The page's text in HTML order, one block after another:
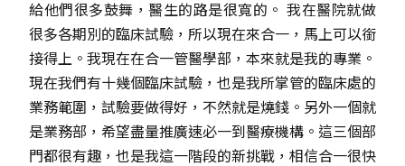
給他們很多鼓舞，醫生的路是很寬的。 我在醫院就做
很多各期別的臨床試驗，所以現在來合一，馬上可以銜
接得上。我現在在合一管醫學部，本來就是我的專業。
現在我們有十幾個臨床試驗，也是我所掌管的臨床處的
業務範圍，試驗要做得好，不然就是燒錢。另外一個就
是業務部，希望盡量推廣速必一到醫療機構。這三個部
門都很有趣，也是我這一階段的新挑戰，相信合一很快